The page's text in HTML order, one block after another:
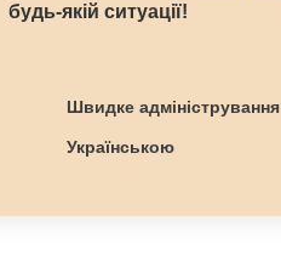
будь-якій ситуації!
Швидке адміністрування
Українською